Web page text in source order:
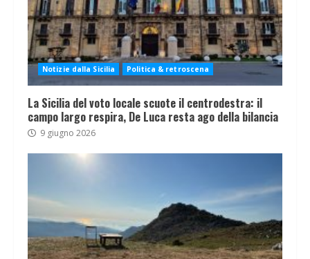
Notizie dalla Sicilia Politica & retroscena
La Sicilia del voto locale scuote il centrodestra: il
campo largo respira, De Luca resta ago della bilancia
9 giugno 2026